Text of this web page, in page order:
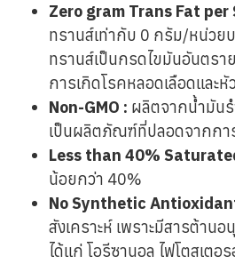
Zero gram Trans Fat per
ทรานส์เท่ากับ 0 กรัม/หน่วย
ทรานส์เป็นกรดไขมันอันตรา
การเกิดโรคหลอดเลือดและหั
Non-GMO : ผลิตจากน้ำมัน
เป็นผลิตภัณฑ์ที่ปลอดจากก
Less than 40%
น้อยกว่า 40%
No Synthetic
สังเคราะห์ เพราะมีสารต้าน
ได้แก่ โอรีซานอล ไฟโตสเตอ